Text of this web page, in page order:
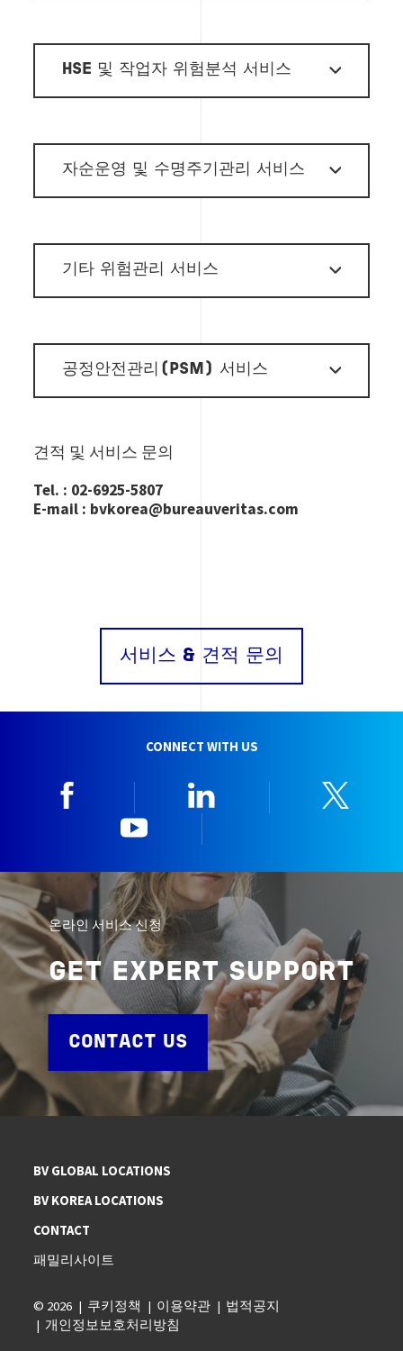
HSE 및 작업자 위험분석 서비스
자순운영 및 수명주기관리 서비스
기타 위험관리 서비스
공정안전관리(PSM) 서비스
견적 및 서비스 문의
Tel. : 02-6925-5807
E-mail : bvkorea@bureauveritas.com
서비스 & 견적 문의
CONNECT WITH US
온라인 서비스 신청
GET EXPERT SUPPORT
CONTACT US
BV GLOBAL LOCATIONS
BV KOREA LOCATIONS
CONTACT
패밀리사이트
© 2026 쿠키정책 이용약관
법적공지
개인정보보호처리방침